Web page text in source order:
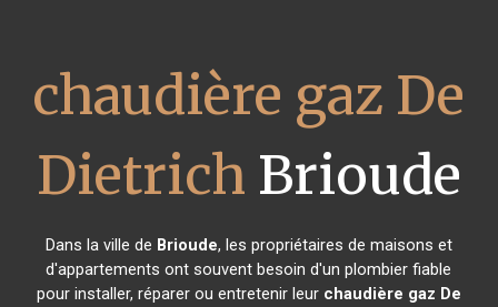
chaudière gaz De
Dietrich Brioude
Dans la ville de Brioude, les propriétaires de maisons et
d'appartements ont souvent besoin d'un plombier fiable
pour installer, réparer ou entretenir leur chaudière gaz De